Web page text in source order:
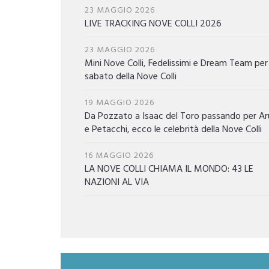
23 MAGGIO 2026
LIVE TRACKING NOVE COLLI 2026
23 MAGGIO 2026
Mini Nove Colli, Fedelissimi e Dream Team
sabato della Nove Colli
19 MAGGIO 2026
Da Pozzato a Isaac del Toro passando per
e Petacchi, ecco le celebrità della Nove Colli
16 MAGGIO 2026
LA NOVE COLLI CHIAMA IL MONDO: 43 LE
NAZIONI AL VIA